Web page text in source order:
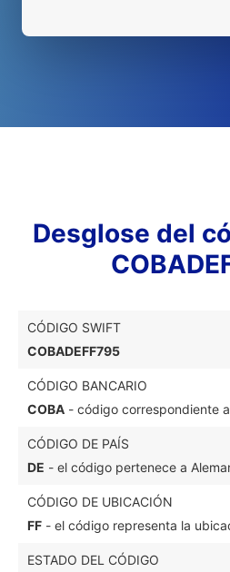
Desglose del
CÓDIGO SWIFT
COBADEFF795
CÓDIGO BANCARIO
COBA - código correspondiente a
CÓDIGO DE PAÍS
DE - el código pertenece a
CÓDIGO DE UBICACIÓN
FF - el código representa la
ESTADO DEL CÓDIGO